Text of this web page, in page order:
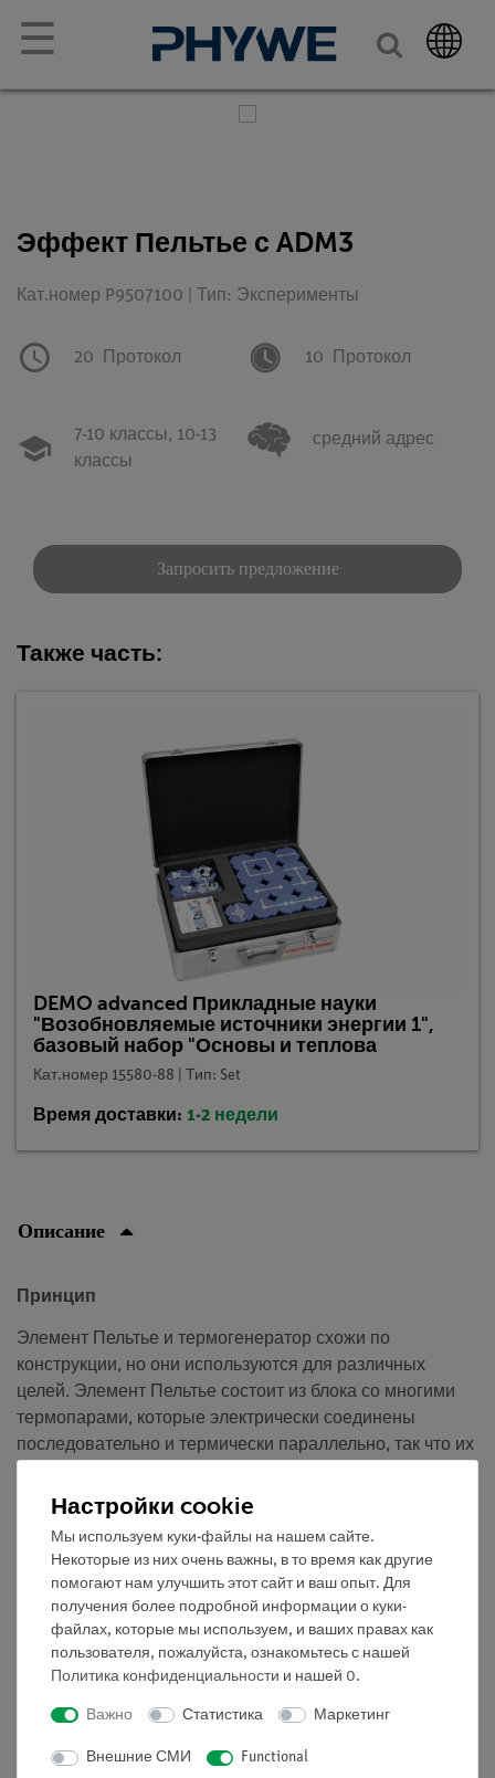
☰
Эффект Пельтье с ADM3
Кат.номер P9507100 | Тип: Эксперименты
20 Протокол 10 Протокол
7-10 классы, 10-13
классы
средний адрес
Запросить предложение
Также часть:
DEMO advanced Прикладные науки
"Возобновляемые источники энергии 1",
базовый набор "Основы и теплова
Кат.номер 15580-88 | Тип: Set
Время доставки: 1-2 недели
Описание
Принцип
Элемент Пельтье и термогенератор схожи по
конструкции, но они используются для различных
целей. Элемент Пельтье состоит из блока со многими
термопарами, которые электрически соединены
последовательно и термически параллельно, так что их
одна сторона термопары холоднее другой,
генерируется электрическое напряжение. Если
напряжение подается в обратном направлении, то
через элемент протекает ток и создается разность
температур: одна сторона становится холоднее, другая
теплее. Этот эффект называется эффектом Пельтье.
Преимущества
Часть системного решения - легко расширяемая
Простое обучение с помощью демонстрационной
Настройки cookie
Мы используем куки-файлы на нашем сайте.
Некоторые из них очень важны, в то время как другие
помогают нам улучшить этот сайт и ваш опыт. Для
получения более подробной информации о куки-
файлах, которые мы используем, и ваших правах как
пользователя, пожалуйста, ознакомьтесь с нашей
Политика конфиденциальности и нашей 0.
Важно Статистика Маркетинг
Внешние СМИ Functional